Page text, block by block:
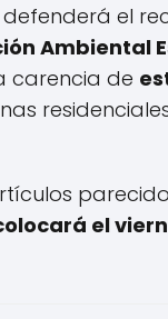
el
Ambiental
carencia de
el